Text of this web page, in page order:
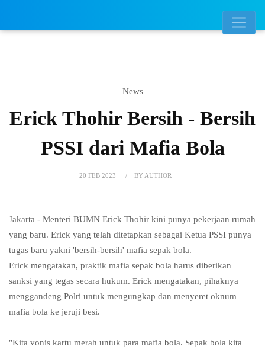
News
Erick Thohir Bersih - Bersih
PSSI dari Mafia Bola
20 FEB 2023 BY AUTHOR
Jakarta - Menteri BUMN Erick Thohir kini punya pekerjaan rumah
yang baru. Erick yang telah ditetapkan sebagai Ketua PSSI punya
tugas baru yakni 'bersih-bersih' mafia sepak bola.
Erick mengatakan, praktik mafia sepak bola harus diberikan
sanksi yang tegas secara hukum. Erick mengatakan, pihaknya
menggandeng Polri untuk mengungkap dan menyeret oknum
mafia bola ke jeruji besi.
"Kita vonis kartu merah untuk para mafia bola. Sepak bola kita